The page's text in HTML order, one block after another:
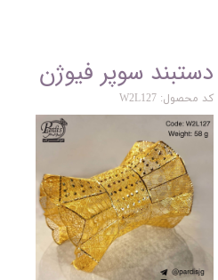
دستبند سوپر فیوژن
کد محصول: W2L127